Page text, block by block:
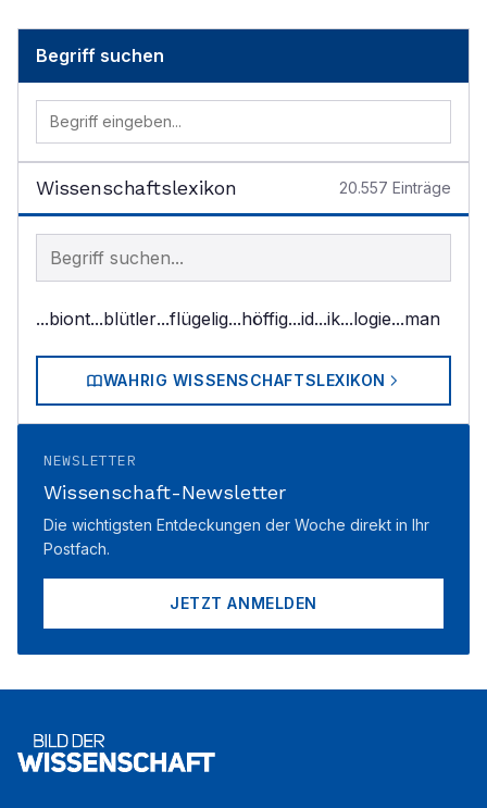
Begriff suchen
Wissenschaftslexikon 20.557 Einträge
Begriff im Lexikon suchen
...biont...blütler...flügelig...höffig...id...ik...logie...man
WAHRIG WISSENSCHAFTSLEXIKON
NEWSLETTER
Wissenschaft-Newsletter
Die wichtigsten Entdeckungen der Woche direkt in Ihr
Postfach.
JETZT ANMELDEN